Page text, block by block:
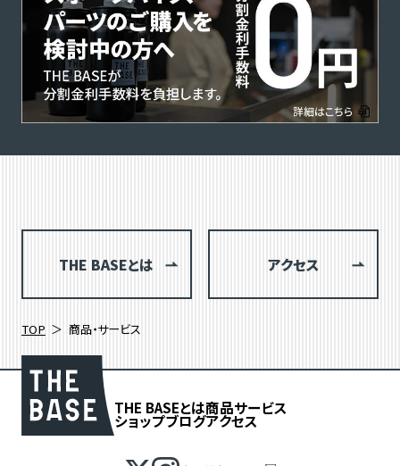
THE BASEとは アクセス
TOP 商品・サービス
THE BASEとは商品サービス
ショップブログアクセス